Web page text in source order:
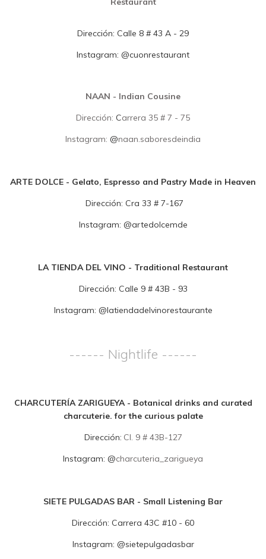
Dirección: Calle 8 # 43 A - 29
Instagram: @cuonrestaurant
NAAN - Indian Cousine
Dirección: Carrera 35 # 7 - 75
Instagram: @naan.saboresdeindia
ARTE DOLCE - Gelato, Espresso and Pastry Made in Heaven
Dirección: Cra 33 # 7-167
Instagram: @artedolcemde
LA TIENDA DEL VINO - Traditional Restaurant
Dirección: Calle 9 # 43B - 93
Instagram: @latiendadelvinorestaurante
------ Nightlife ------
CHARCUTERÍA ZARIGUEYA - Botanical drinks and curated
charcuterie. for the curious palate
Dirección: Cl. 9 # 43B-127
Instagram: @charcuteria_zarigueya
SIETE PULGADAS BAR - Small Listening Bar
Dirección: Carrera 43C #10 - 60
Instagram: @sietepulgadasbar